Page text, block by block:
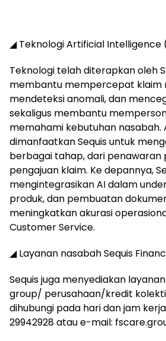
◢ Teknologi Artificial Intelligence
Teknologi telah diterapkan oleh
membantu mempercepat klaim
mendeteksi anomali, dan
sekaligus membantu
memahami kebutuhan nasabah.
dimanfaatkan Sequis untuk
berbagai tahap, dari penawaran
pengajuan klaim. Ke depannya,
mengintegrasikan AI dalam
produk, dan pembuatan
meningkatkan akurasi
Customer Service.
◢ Layanan nasabah Sequis
Sequis juga menyediakan
group/ perusahaan/kredit
dihubungi pada hari dan jam kerja
29942928 atau e-mail: